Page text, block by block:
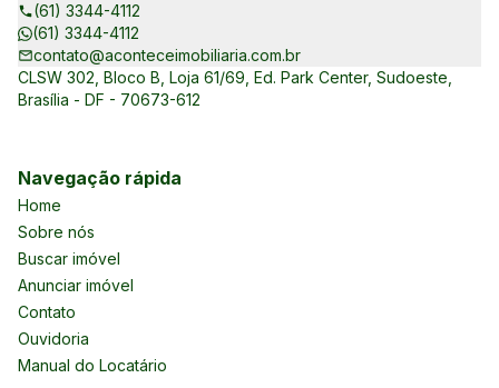
(61) 3344-4112
(61) 3344-4112
contato@aconteceimobiliaria.com.br
CLSW 302, Bloco B, Loja 61/69, Ed. Park Center, Sudoeste,
Brasília - DF - 70673-612
Navegação rápida
Home
Sobre nós
Buscar imóvel
Anunciar imóvel
Contato
Ouvidoria
Manual do Locatário